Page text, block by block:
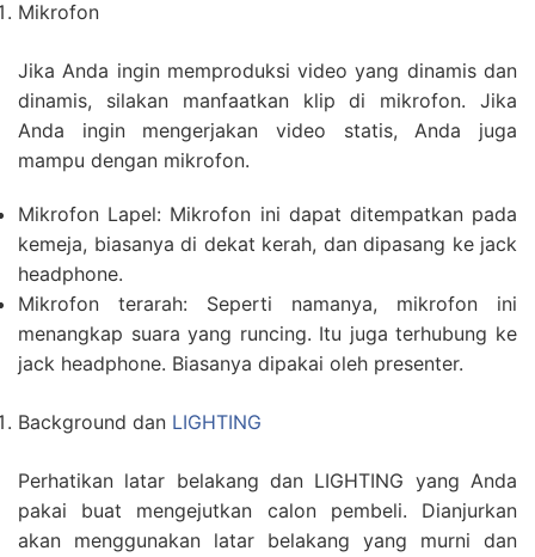
Mikrofon
Jika Anda ingin memproduksi video yang dinamis dan
dinamis, silakan manfaatkan klip di mikrofon. Jika
Anda ingin mengerjakan video statis, Anda juga
mampu dengan mikrofon.
Mikrofon Lapel: Mikrofon ini dapat ditempatkan pada
kemeja, biasanya di dekat kerah, dan dipasang ke jack
headphone.
Mikrofon terarah: Seperti namanya, mikrofon ini
menangkap suara yang runcing. Itu juga terhubung ke
jack headphone. Biasanya dipakai oleh presenter.
Background dan LIGHTING
Perhatikan latar belakang dan LIGHTING yang Anda
pakai buat mengejutkan calon pembeli. Dianjurkan
akan menggunakan latar belakang yang murni dan